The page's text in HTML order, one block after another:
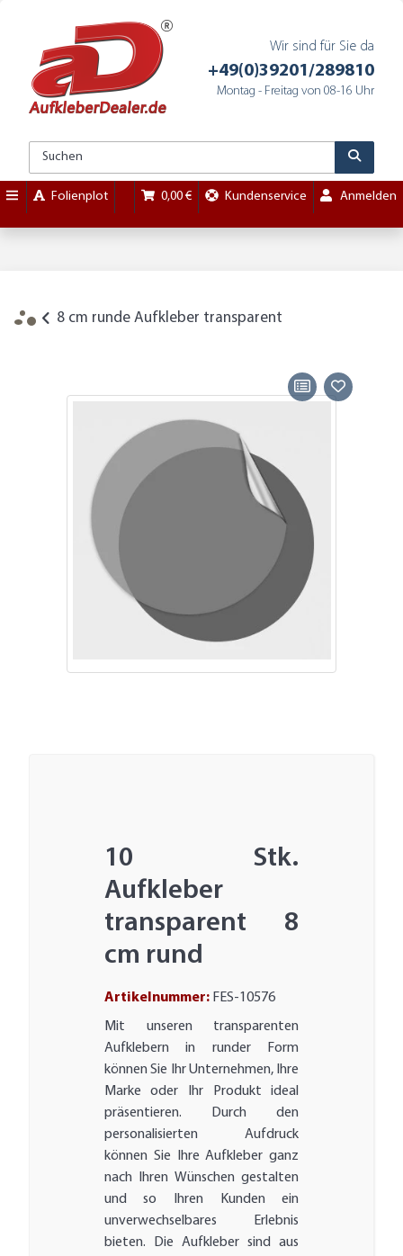
Wir sind für Sie da
+49(0)39201/289810
Montag - Freitag von 08-16 Uhr
Folienplot 0,00 € Kundenservice Anmelden
8 cm runde Aufkleber transparent
10 Stk.
Aufkleber
transparent 8
cm rund
Artikelnummer: FES-10576
Mit unseren transparenten
Aufklebern in runder Form
können Sie Ihr Unternehmen, Ihre
Marke oder Ihr Produkt ideal
präsentieren. Durch den
personalisierten Aufdruck
können Sie Ihre Aufkleber ganz
nach Ihren Wünschen gestalten
und so Ihren Kunden ein
unverwechselbares Erlebnis
bieten. Die Aufkleber sind aus